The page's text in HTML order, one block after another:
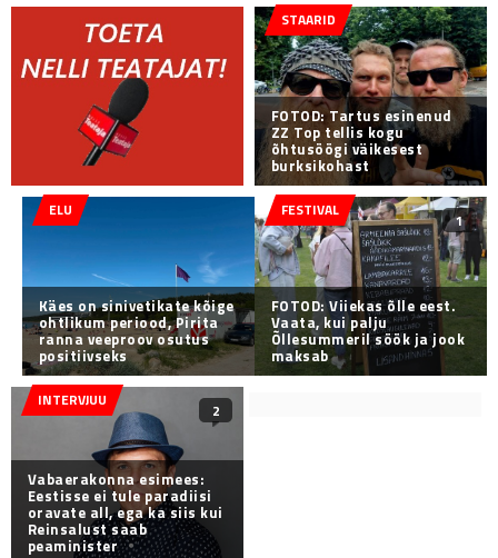
STAARID
FOTOD: Tartus esinenud
ZZ Top tellis kogu
õhtusöögi väikesest
burksikohast
FESTIVAL
1
FOTOD: Viiekas õlle eest.
Vaata, kui palju
Õllesummeril söök ja jook
maksab
ELU
Käes on sinivetikate kõige
ohtlikum periood, Pirita
ranna veeproov osutus
positiivseks
INTERVJUU
2
Vabaerakonna esimees:
Eestisse ei tule paradiisi
oravate all, ega ka siis kui
Reinsalust saab
peaminister